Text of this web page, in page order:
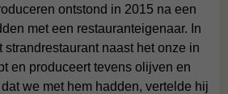
ontstond in 2015 na een
met een restauranteigenaar. In
naast het onze in
en produceert tevens olijven en
we met hem hadden, vertelde hij